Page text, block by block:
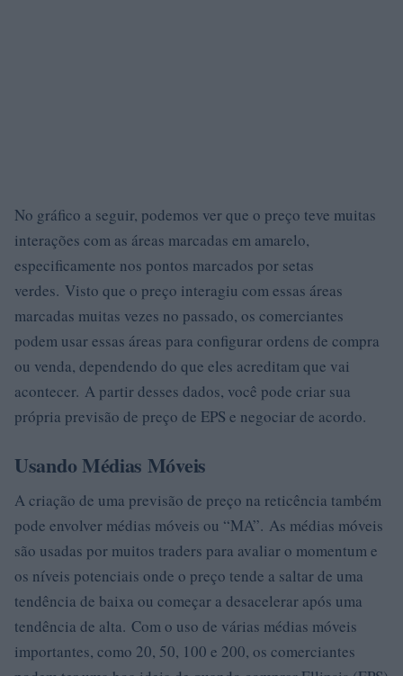
No gráfico a seguir, podemos ver que o preço teve muitas
interações com as áreas marcadas em amarelo,
especificamente nos pontos marcados por setas
verdes. Visto que o preço interagiu com essas áreas
marcadas muitas vezes no passado, os comerciantes
podem usar essas áreas para configurar ordens de compra
ou venda, dependendo do que eles acreditam que vai
acontecer. A partir desses dados, você pode criar sua
própria previsão de preço de EPS e negociar de acordo.
Usando Médias Móveis
A criação de uma previsão de preço na reticência também
pode envolver médias móveis ou “MA”. As médias móveis
são usadas por muitos traders para avaliar o momentum e
os níveis potenciais onde o preço tende a saltar de uma
tendência de baixa ou começar a desacelerar após uma
tendência de alta. Com o uso de várias médias móveis
importantes, como 20, 50, 100 e 200, os comerciantes